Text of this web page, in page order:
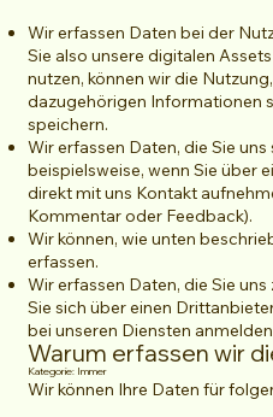
Wir erfassen Daten bei der
Sie also unsere digitalen
nutzen, können wir die
dazugehörigen Informationen
speichern.
Wir erfassen Daten, die Sie
beispielsweise, wenn Sie über
direkt mit uns Kontakt
Kommentar oder Feedback).
Wir können, wie unten
erfassen.
Wir erfassen Daten, die Sie
Sie sich über einen
bei unseren Diensten
Warum erfassen wir
Kategorie: Immer
Wir können Ihre Daten für